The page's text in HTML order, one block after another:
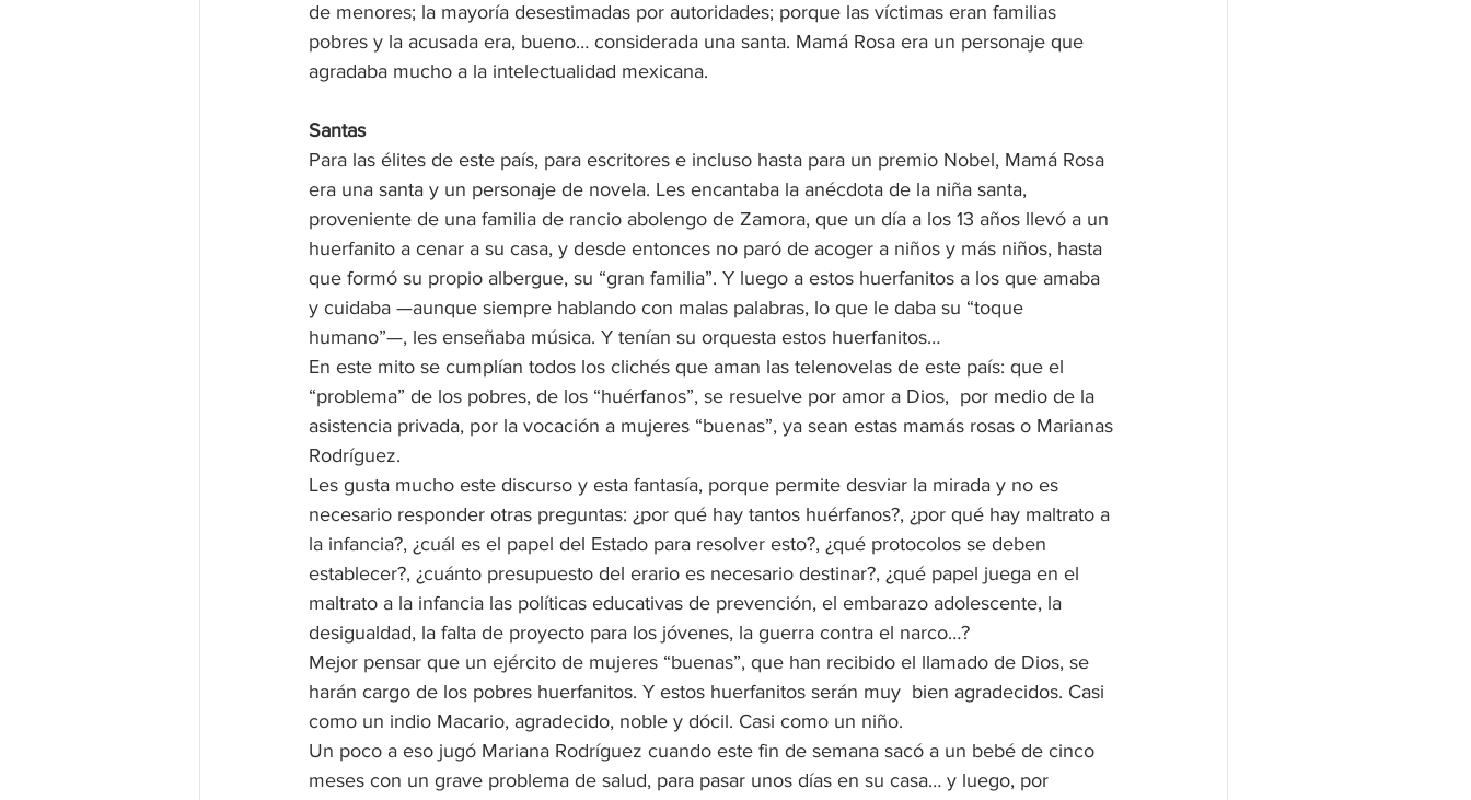
de menores; la mayoría desestimadas por autoridades; porque las víctimas eran familias
pobres y la acusada era, bueno… considerada una santa. Mamá Rosa era un personaje que
agradaba mucho a la intelectualidad mexicana.
Santas
Para las élites de este país, para escritores e incluso hasta para un premio Nobel, Mamá Rosa
era una santa y un personaje de novela. Les encantaba la anécdota de la niña santa,
proveniente de una familia de rancio abolengo de Zamora, que un día a los 13 años llevó a un
huerfanito a cenar a su casa, y desde entonces no paró de acoger a niños y más niños, hasta
que formó su propio albergue, su “gran familia”. Y luego a estos huerfanitos a los que amaba
y cuidaba —aunque siempre hablando con malas palabras, lo que le daba su “toque
humano”—, les enseñaba música. Y tenían su orquesta estos huerfanitos…
En este mito se cumplían todos los clichés que aman las telenovelas de este país: que el
“problema” de los pobres, de los “huérfanos”, se resuelve por amor a Dios,  por medio de la
asistencia privada, por la vocación a mujeres “buenas”, ya sean estas mamás rosas o Marianas
Rodríguez.
Les gusta mucho este discurso y esta fantasía, porque permite desviar la mirada y no es
necesario responder otras preguntas: ¿por qué hay tantos huérfanos?, ¿por qué hay maltrato a
la infancia?, ¿cuál es el papel del Estado para resolver esto?, ¿qué protocolos se deben
establecer?, ¿cuánto presupuesto del erario es necesario destinar?, ¿qué papel juega en el
maltrato a la infancia las políticas educativas de prevención, el embarazo adolescente, la
desigualdad, la falta de proyecto para los jóvenes, la guerra contra el narco…?
Mejor pensar que un ejército de mujeres “buenas”, que han recibido el llamado de Dios, se
harán cargo de los pobres huerfanitos. Y estos huerfanitos serán muy  bien agradecidos. Casi
como un indio Macario, agradecido, noble y dócil. Casi como un niño.
Un poco a eso jugó Mariana Rodríguez cuando este fin de semana sacó a un bebé de cinco
meses con un grave problema de salud, para pasar unos días en su casa… y luego, por